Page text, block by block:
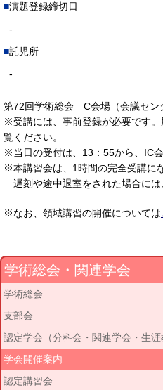
演題登録締切日
-
託児所
-
第72回学術総会 C会場（会議セ
※受講には、事前登録が必要です
覧ください。
※当日の受付は、13：55から、IC
※本講習会は、1時間の完全受講に
遅刻や途中退室をされた場合には
※なお、領域講習の開催については
学術総会・関連学会
学術総会
支部会
認定学会（分科会・関連学会・生涯
学会開催案内
認定講習会